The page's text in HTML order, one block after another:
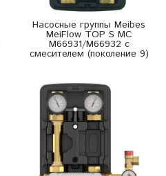
Насосные группы Meibes
MeiFlow TOP S MC
M66931/M66932 с
смесителем (поколение 9)